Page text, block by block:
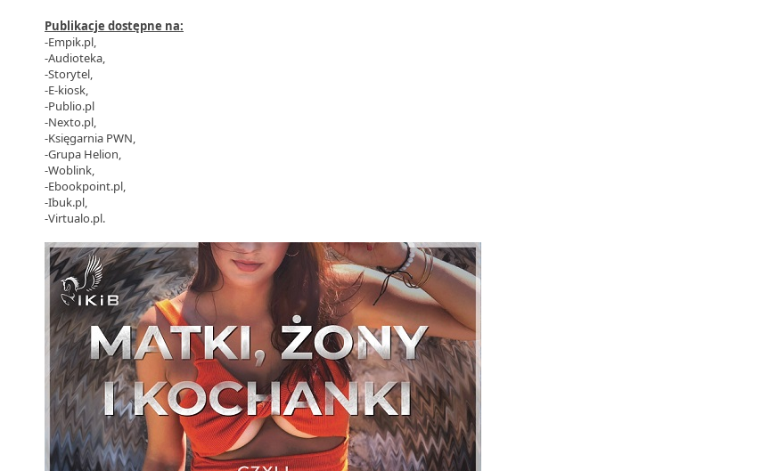
Publikacje dostępne na:
-Empik.pl,
-Audioteka,
-Storytel,
-E-kiosk,
-Publio.pl
-Nexto.pl,
-Księgarnia PWN,
-Grupa Helion,
-Woblink,
-Ebookpoint.pl,
-Ibuk.pl,
-Virtualo.pl.